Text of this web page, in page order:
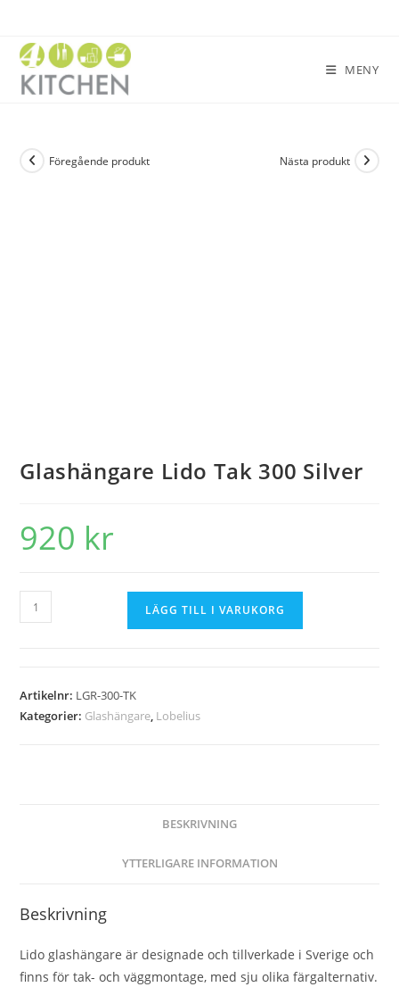
MENY
Föregående produkt Nästa produkt
Glashängare Lido Tak 300 Silver
920 kr
LÄGG TILL I VARUKORG
Artikelnr: LGR-300-TK
Kategorier: Glashängare, Lobelius
BESKRIVNING
YTTERLIGARE INFORMATION
Beskrivning
Lido glashängare är designade och tillverkade i Sverige och
finns för tak- och väggmontage, med sju olika färgalternativ.